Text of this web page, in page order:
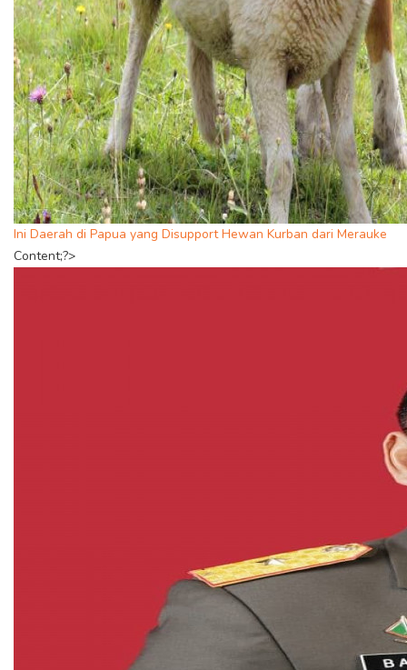
Ini Daerah di Papua yang Disupport Hewan Kurban dari Merauke
Content;?>